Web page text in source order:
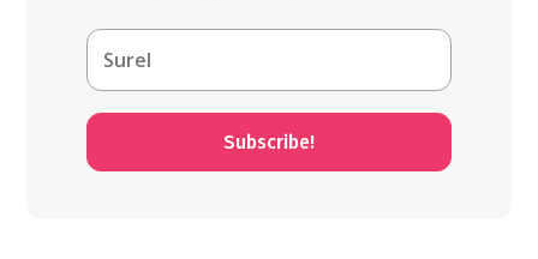
Subscribe!